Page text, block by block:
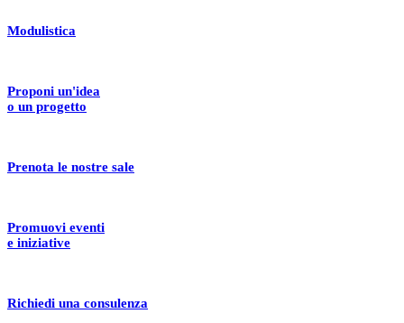
Modulistica
Proponi un'idea
o un progetto
Prenota le nostre sale
Promuovi eventi
e iniziative
Richiedi una consulenza